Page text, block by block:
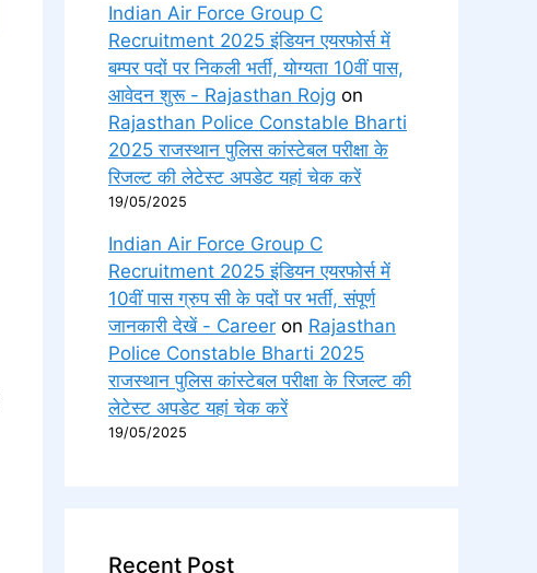
Indian Air Force Group C
Recruitment 2025 इंडियन एयरफोर्स में
बम्पर पदों पर निकली भर्ती, योग्यता 10वीं पास,
आवेदन शुरू - Rajasthan Rojg on
Rajasthan Police Constable Bharti
2025 राजस्थान पुलिस कांस्टेबल परीक्षा के
रिजल्ट की लेटेस्ट अपडेट यहां चेक करें
19/05/2025
Indian Air Force Group C
Recruitment 2025 इंडियन एयरफोर्स में
10वीं पास ग्रुप सी के पदों पर भर्ती, संपूर्ण
जानकारी देखें - Career on Rajasthan
Police Constable Bharti 2025
राजस्थान पुलिस कांस्टेबल परीक्षा के रिजल्ट की
लेटेस्ट अपडेट यहां चेक करें
19/05/2025
Recent Post